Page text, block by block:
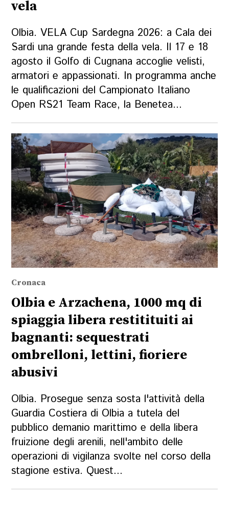
vela
Olbia. VELA Cup Sardegna 2026: a Cala dei
Sardi una grande festa della vela. Il 17 e 18
agosto il Golfo di Cugnana accoglie velisti,
armatori e appassionati. In programma anche
le qualificazioni del Campionato Italiano
Open RS21 Team Race, la Benetea...
Cronaca
Olbia e Arzachena, 1000 mq di
spiaggia libera restitituiti ai
bagnanti: sequestrati
ombrelloni, lettini, fioriere
abusivi
Olbia. Prosegue senza sosta l'attività della
Guardia Costiera di Olbia a tutela del
pubblico demanio marittimo e della libera
fruizione degli arenili, nell'ambito delle
operazioni di vigilanza svolte nel corso della
stagione estiva. Quest...